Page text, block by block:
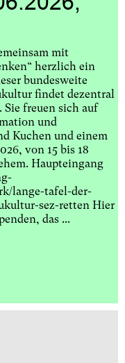
mit
herzlich ein
bundesweite
findet dezentral
freuen sich auf
und
Kuchen und einem
Haupteingang
lange-tafel-der-
sez-retten Hier
das ...